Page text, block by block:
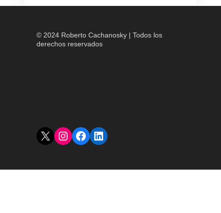
© 2024 Roberto Cachanosky | Todos los
derechos reservados
X Instagram
Facebook
LinkedIn